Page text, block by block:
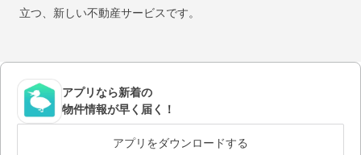
立つ、新しい不動産サービスです。
アプリなら新着の
物件情報が早く届く！
アプリをダウンロードする